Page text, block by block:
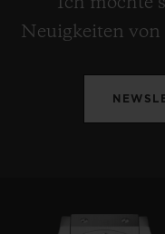
Faltschließe aus
schwarzplattiertem
Ich möchte
Neuigkeiten